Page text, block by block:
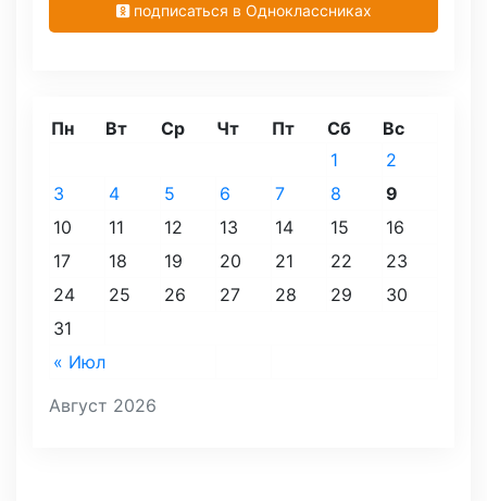
подписаться в Одноклассниках
Август 2026
Пн Вт Ср Чт Пт Сб Вс
« Июл
1
2
3
4 5 6 7 8
9
10
11 12 13 14 15
16
17
18 19 20 21 22
23
24
25 26 27 28 29
30
31